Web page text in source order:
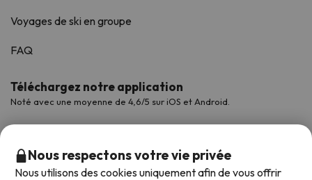
Voyages de ski en groupe
FAQ
Téléchargez notre application
Noté avec une moyenne de 4,6/5 sur iOS et Android.
Nous respectons votre vie privée
Nous utilisons des cookies uniquement afin de vous offrir